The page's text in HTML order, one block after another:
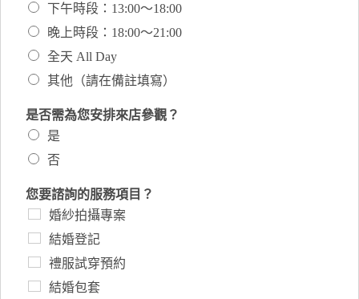
下午時段：13:00～18:00
晚上時段：18:00～21:00
全天 All Day
其他（請在備註填寫）
是否需為您安排來店參觀？
是
否
您要諮詢的服務項目？
婚紗拍攝專案
結婚登記
禮服試穿預約
結婚包套